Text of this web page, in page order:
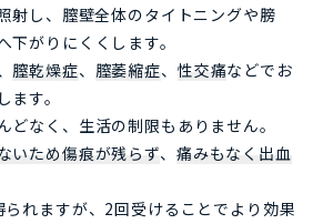
射し、膣壁全体のタイトニングや膀
がりにくくします。
膣乾燥症、 膣萎縮症、 性交痛などでお
す。
どなく、生活の制限もありません。
いため傷痕が残らず、 痛みもなく出血
れますが、2回受けることでより効果